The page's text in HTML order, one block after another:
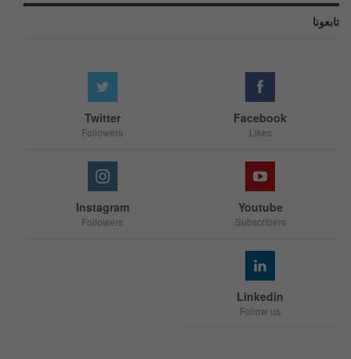
تابعونا
Facebook
Likes
Twitter
Followers
Youtube
Subscribers
Instagram
Followers
Linkedin
Follow us